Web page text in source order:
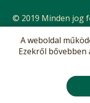
A weboldal
Ezekről bővebben
© 2019 Minden jog
Impresszum|